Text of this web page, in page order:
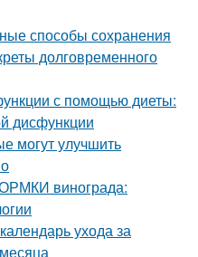
способы сохранения
долговременного
с помощью диеты:
дисфункции
могут улучшить
винограда:
ухода за